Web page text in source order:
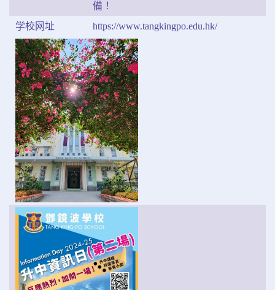
備！
学校网址
https://www.tangkingpo.edu.hk/